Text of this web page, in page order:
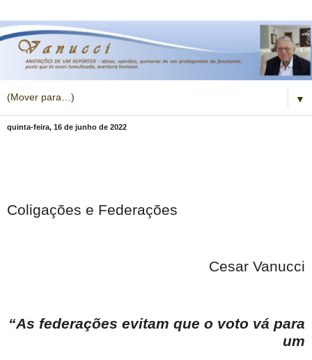
▼
quinta-feira, 16 de junho de 2022
Coligações e Federações
Cesar Vanucci
“As federações evitam que o voto vá para
um